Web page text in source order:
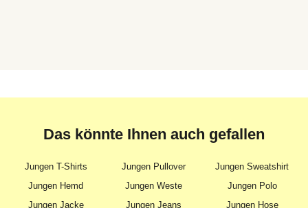
Das könnte Ihnen auch gefallen
Jungen T-Shirts Jungen Pullover
Jungen Sweatshirt
Jungen Hemd
Jungen Weste
Jungen Polo
Jungen Jacke
Jungen Jeans Jungen Hose